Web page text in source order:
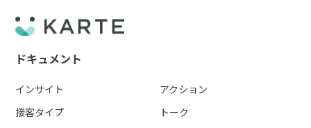
ドキュメント
インサイト
アクション
接客タイプ
トーク